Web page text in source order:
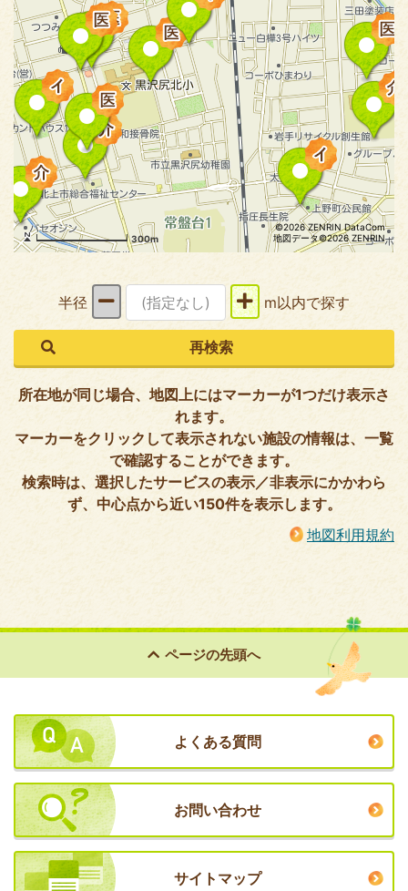
300m
©2026 ZENRIN DataCom
地図データ©2026 ZENRIN
半径 m以内で探す
所在地が同じ場合、地図上にはマーカーが1つだけ表示さ
れます。
マーカーをクリックして表示されない施設の情報は、一覧
で確認することができます。
検索時は、選択したサービスの表示／非表示にかかわら
ず、中心点から近い150件を表示します。
地図利用規約
ページの先頭へ
よくある質問
お問い合わせ
サイトマップ